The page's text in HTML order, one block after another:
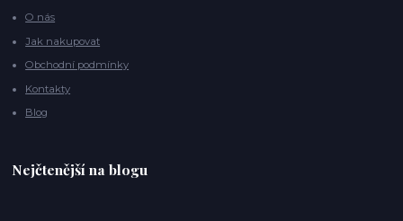
O nás
Jak nakupovat
Obchodní podmínky
Kontakty
Blog
Nejčtenější na blogu